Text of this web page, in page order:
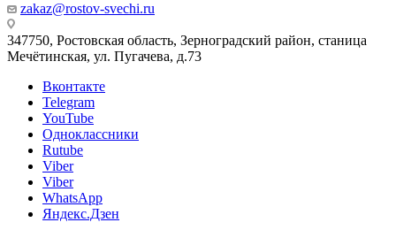
zakaz@rostov-svechi.ru
347750, Ростовская область, Зерноградский район, станица
Мечётинская, ул. Пугачева, д.73
Вконтакте
Telegram
YouTube
Одноклассники
Rutube
Viber
Viber
WhatsApp
Яндекс.Дзен